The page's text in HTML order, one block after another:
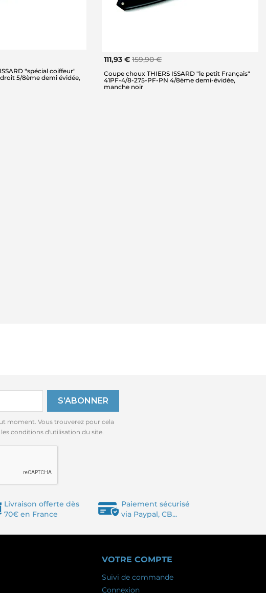
"spécial coiffeur"
5/8ème demi évidée,
111,93 € 159,90 €
Coupe choux THIERS ISSARD "le petit Français"
41PF-4/8-275-PF-PN 4/8ème demi-évidée,
manche noir
moment. Vous trouverez pour cela
conditions d'utilisation du site.
Livraison offerte dès
70€ en France
Paiement sécurisé
via Paypal, CB...
VOTRE COMPTE
Suivi de commande
Connexion